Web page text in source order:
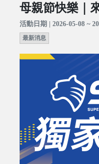
母親節快樂｜
活動日期 | 2026-05-08 ~
最新消息